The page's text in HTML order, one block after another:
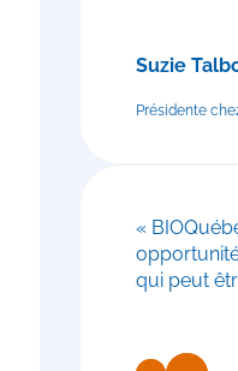
Suzie
Présidente
«
qui peut